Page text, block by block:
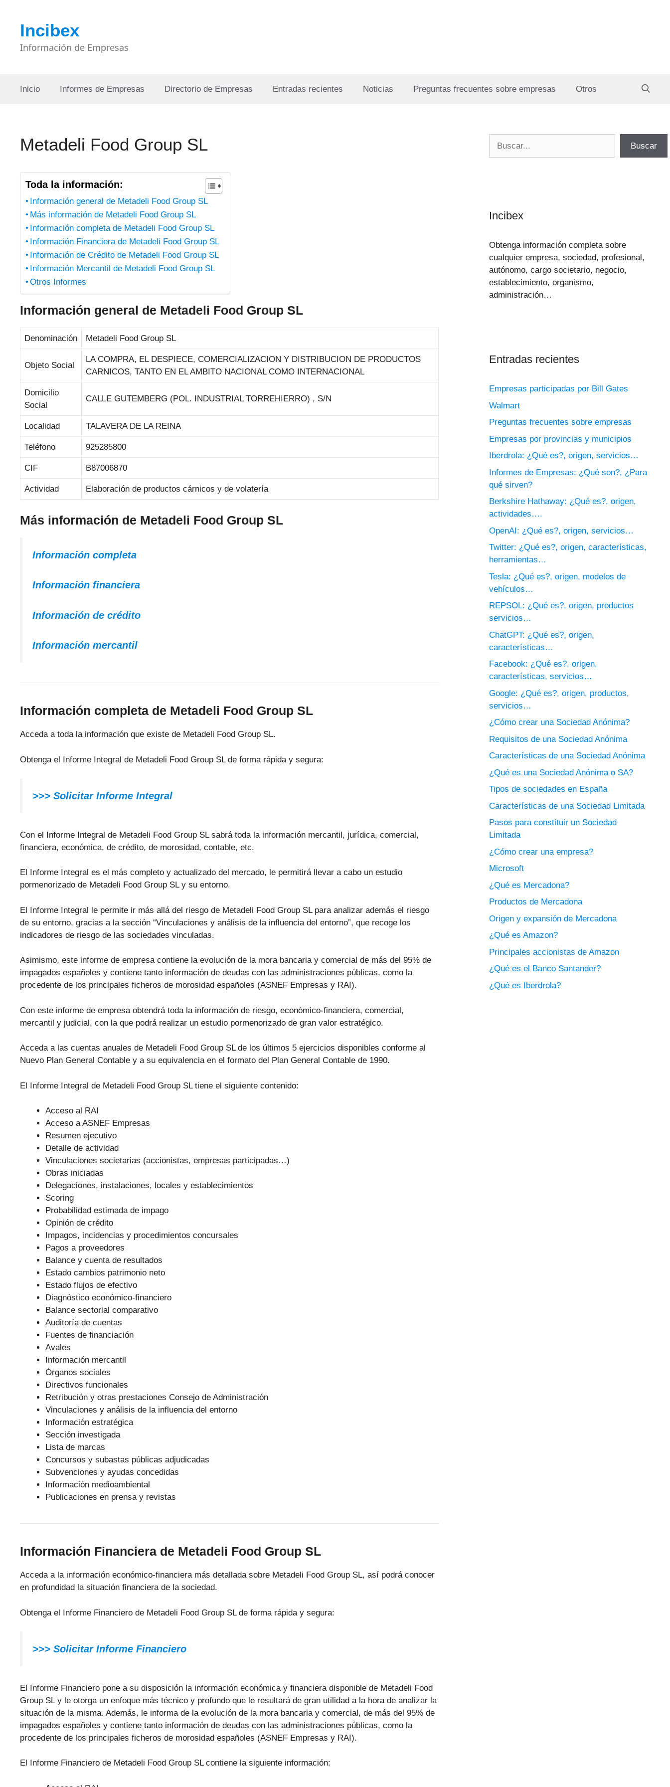
contenidoIncibex
Información de Empresas
Inicio Informes de Empresas Directorio de Empresas Entradas recientes Noticias Preguntas frecuentes sobre empresas Otros
Metadeli Food Group SL
Toda la información:
Información general de Metadeli Food Group SL
Más información de Metadeli Food Group SL
Información completa de Metadeli Food Group SL
Información Financiera de Metadeli Food Group SL
Información de Crédito de Metadeli Food Group SL
Información Mercantil de Metadeli Food Group SL
Otros Informes
Información general de Metadeli Food Group SL
Denominación Metadeli Food Group SL
Objeto Social
LA COMPRA, EL DESPIECE, COMERCIALIZACION Y DISTRIBUCION DE PRODUCTOS
CARNICOS, TANTO EN EL AMBITO NACIONAL COMO INTERNACIONAL
Domicilio
Social
CALLE GUTEMBERG (POL. INDUSTRIAL TORREHIERRO) , S/N
Localidad TALAVERA DE LA REINA
Teléfono 925285800
CIF B87006870
Actividad Elaboración de productos cárnicos y de volatería
Más información de Metadeli Food Group SL
Información completa
Información financiera
Información de crédito
Información mercantil
Información completa de Metadeli Food Group SL
Acceda a toda la información que existe de Metadeli Food Group SL.
Obtenga el Informe Integral de Metadeli Food Group SL de forma rápida y segura:
>>> Solicitar Informe Integral
Con el Informe Integral de Metadeli Food Group SL sabrá toda la información mercantil, jurídica, comercial,
financiera, económica, de crédito, de morosidad, contable, etc.
El Informe Integral es el más completo y actualizado del mercado, le permitirá llevar a cabo un estudio
pormenorizado de Metadeli Food Group SL y su entorno.
El Informe Integral le permite ir más allá del riesgo de Metadeli Food Group SL para analizar además el riesgo
de su entorno, gracias a la sección “Vinculaciones y análisis de la influencia del entorno”, que recoge los
indicadores de riesgo de las sociedades vinculadas.
Asimismo, este informe de empresa contiene la evolución de la mora bancaria y comercial de más del 95% de
impagados españoles y contiene tanto información de deudas con las administraciones públicas, como la
procedente de los principales ficheros de morosidad españoles (ASNEF Empresas y RAI).
Con este informe de empresa obtendrá toda la información de riesgo, económico-financiera, comercial,
mercantil y judicial, con la que podrá realizar un estudio pormenorizado de gran valor estratégico.
Acceda a las cuentas anuales de Metadeli Food Group SL de los últimos 5 ejercicios disponibles conforme al
Nuevo Plan General Contable y a su equivalencia en el formato del Plan General Contable de 1990.
El Informe Integral de Metadeli Food Group SL tiene el siguiente contenido:
Acceso al RAI
Acceso a ASNEF Empresas
Resumen ejecutivo
Detalle de actividad
Vinculaciones societarias (accionistas, empresas participadas…)
Obras iniciadas
Delegaciones, instalaciones, locales y establecimientos
Scoring
Probabilidad estimada de impago
Opinión de crédito
Impagos, incidencias y procedimientos concursales
Pagos a proveedores
Balance y cuenta de resultados
Estado cambios patrimonio neto
Estado flujos de efectivo
Diagnóstico económico-financiero
Balance sectorial comparativo
Auditoría de cuentas
Fuentes de financiación
Avales
Información mercantil
Órganos sociales
Directivos funcionales
Retribución y otras prestaciones Consejo de Administración
Vinculaciones y análisis de la influencia del entorno
Información estratégica
Sección investigada
Lista de marcas
Concursos y subastas públicas adjudicadas
Subvenciones y ayudas concedidas
Información medioambiental
Publicaciones en prensa y revistas
Información Financiera de Metadeli Food Group SL
Acceda a la información económico-financiera más detallada sobre Metadeli Food Group SL, así podrá conocer
en profundidad la situación financiera de la sociedad.
Obtenga el Informe Financiero de Metadeli Food Group SL de forma rápida y segura:
>>> Solicitar Informe Financiero
El Informe Financiero pone a su disposición la información económica y financiera disponible de Metadeli Food
Group SL y le otorga un enfoque más técnico y profundo que le resultará de gran utilidad a la hora de analizar la
situación de la misma. Además, le informa de la evolución de la mora bancaria y comercial, de más del 95% de
impagados españoles y contiene tanto información de deudas con las administraciones públicas, como la
procedente de los principales ficheros de morosidad españoles (ASNEF Empresas y RAI).
El Informe Financiero de Metadeli Food Group SL contiene la siguiente información:
Buscar
Incibex
Obtenga información completa sobre
cualquier empresa, sociedad, profesional,
autónomo, cargo societario, negocio,
establecimiento, organismo,
administración…
Entradas recientes
Empresas participadas por Bill Gates
Walmart
Preguntas frecuentes sobre empresas
Empresas por provincias y municipios
Iberdrola: ¿Qué es?, origen, servicios…
Informes de Empresas: ¿Qué son?, ¿Para
qué sirven?
Berkshire Hathaway: ¿Qué es?, origen,
actividades….
OpenAI: ¿Qué es?, origen, servicios…
Twitter: ¿Qué es?, origen, características,
herramientas…
Tesla: ¿Qué es?, origen, modelos de
vehículos…
REPSOL: ¿Qué es?, origen, productos
servicios…
ChatGPT: ¿Qué es?, origen,
características…
Facebook: ¿Qué es?, origen,
características, servicios…
Google: ¿Qué es?, origen, productos,
servicios…
¿Cómo crear una Sociedad Anónima?
Requisitos de una Sociedad Anónima
Características de una Sociedad Anónima
¿Qué es una Sociedad Anónima o SA?
Tipos de sociedades en España
Características de una Sociedad Limitada
Pasos para constituir un Sociedad
Limitada
¿Cómo crear una empresa?
Microsoft
¿Qué es Mercadona?
Productos de Mercadona
Origen y expansión de Mercadona
¿Qué es Amazon?
Principales accionistas de Amazon
¿Qué es el Banco Santander?
¿Qué es Iberdrola?